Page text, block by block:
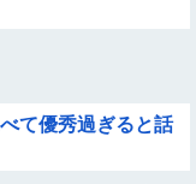
て優秀過ぎると話